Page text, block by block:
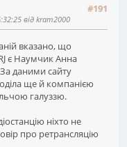
#191
від kram2000
вказано, що
є Наумчик Анна
даними сайту
ще й компанією
галуззю.
ніхто не
про ретрансляцію